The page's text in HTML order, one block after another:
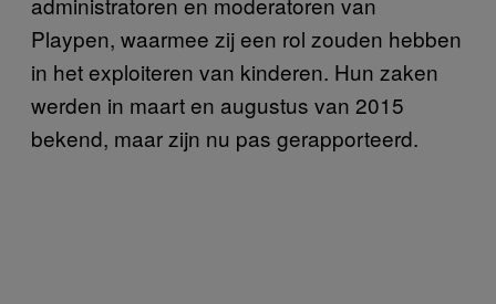
Playpen, waarmee zij een rol zouden hebben
in het exploiteren van kinderen. Hun zaken
werden in maart en augustus van 2015
bekend, maar zijn nu pas gerapporteerd.